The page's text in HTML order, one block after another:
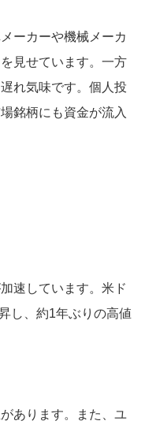
ーカーや機械メーカ
見せています。一方
れ気味です。個人投
銘柄にも資金が流入
速しています。米ド
し、約1年ぶりの高値
あります。また、ユ